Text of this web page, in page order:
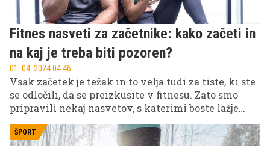
Fitnes nasveti za začetnike: kako začeti in
na kaj je treba biti pozoren?
01. 04. 2024 04.46
Vsak začetek je težak in to velja tudi za tiste, ki ste
se odločili, da se preizkusite v fitnesu. Zato smo
pripravili nekaj nasvetov, s katerimi boste lažje
motivacijo.
ŠPORT